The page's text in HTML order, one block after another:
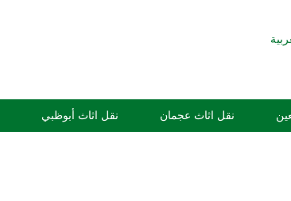
نقل اثاث أبوظبي نقل اثاث عجمان